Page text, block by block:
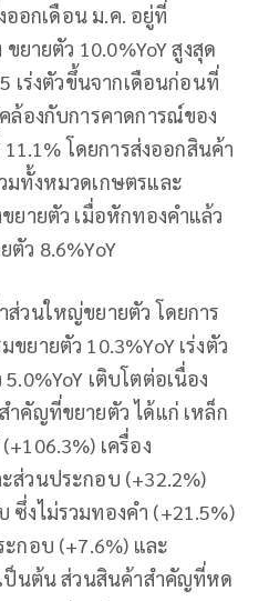
ออกเดือน ม.ค. อยู่ที่
ยายตัว 10.0%YoY สูงสุด
เร่งตัวขึ้นจากเดือนก่อนที่
ล้องกับการคาดการณ์ของ
11.1% โดยการส่งออกสินค้า
มทั้งหมวดเกษตรและ
ยายตัว เมื่อหักทองคำแล้ว
ว 8.6%YoY
ส่วนใหญ่ขยายตัว โดยการ
ยายตัว 10.3%YoY เร่งตัว
เติบโตต่อเนื่อง
ำคัญที่ขยายตัว ได้แก่ เหล็ก
เครื่อง
ส่วนประกอบ (+32.2%)
งไม่รวมทองคำ (+21.5%)
กอบ (+7.6%) และ
ป็นต้น ส่วนสินค้าสำคัญที่หด